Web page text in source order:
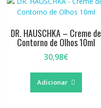
DR. HAUSCHKA – Creme de
Contorno de Olhos 10ml
30,98€
Adicionar